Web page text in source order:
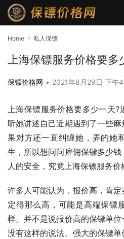
Home 私人保镖
上海保镖服务价格要多
保镖价格网 • 2021年8月29日 下午
上海保镖服务价格要多少一天?
听她讲述自己近期遇到了一些
果对方还一直纠缠她，弄的她
生，所以想问问雇佣保镖多少
人的安全，究竟上海保镖服务价
许多人可能认为，报价高，肯
定得那么高，可能是高端保镖
样。并不是说报价高的保镖单位
没有这样的说法。强大的保镖